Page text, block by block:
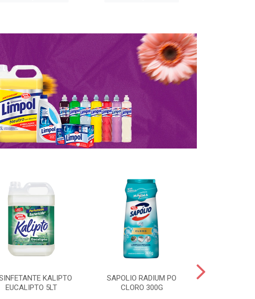
KALIPTO
EUCALIPTO 5LT
SAPOLIO RADIUM PO
CLORO 300G